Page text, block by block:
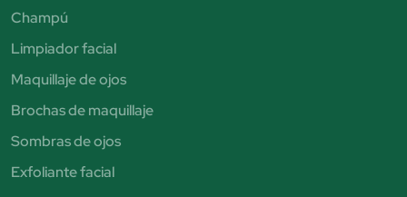
Champú
Limpiador facial
Maquillaje de ojos
Brochas de maquillaje
Sombras de ojos
Exfoliante facial